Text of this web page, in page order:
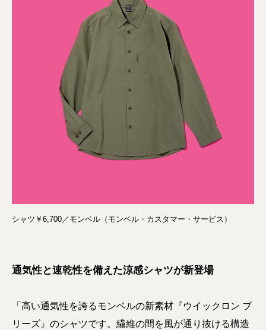
シャツ￥6,700／モンベル（モンベル・カスタマー・サービス）
通気性と速乾性を備えた涼感シャツが新登場
「高い通気性を誇るモンベルの新素材『ウイックロン ブ
リーズ』のシャツです。繊維の間を風が通り抜ける構造